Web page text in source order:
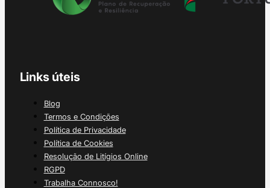
Links úteis
Blog
Termos e Condições
Política de Privacidade
Política de Cookies
Resolução de Litígios Online
RGPD
Trabalha Connosco!